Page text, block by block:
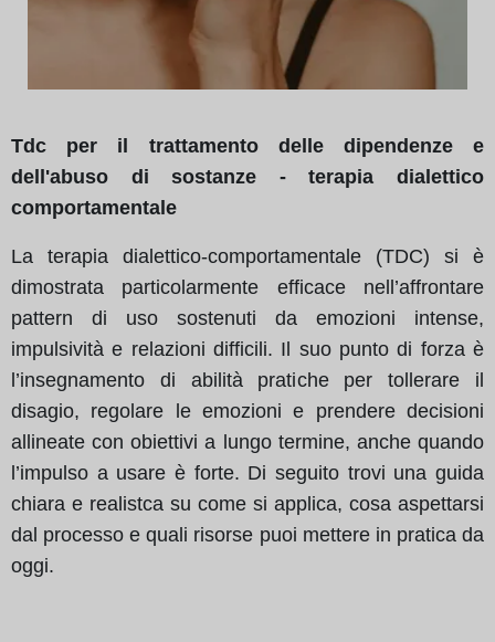
Tdc per il trattamento delle dipendenze e
dell'abuso di sostanze - terapia dialettico
comportamentale
La terapia dialettico-comportamentale (TDC) si è
dimostrata particolarmente efficace nell’affrontare
pattern di uso sostenuti da emozioni intense,
impulsività e relazioni difficili. Il suo punto di forza è
l’insegnamento di abilità pratiche per tollerare il
disagio, regolare le emozioni e prendere decisioni
allineate con obiettivi a lungo termine, anche quando
l’impulso a usare è forte. Di seguito trovi una guida
chiara e realistca su come si applica, cosa aspettarsi
dal processo e quali risorse puoi mettere in pratica da
oggi.